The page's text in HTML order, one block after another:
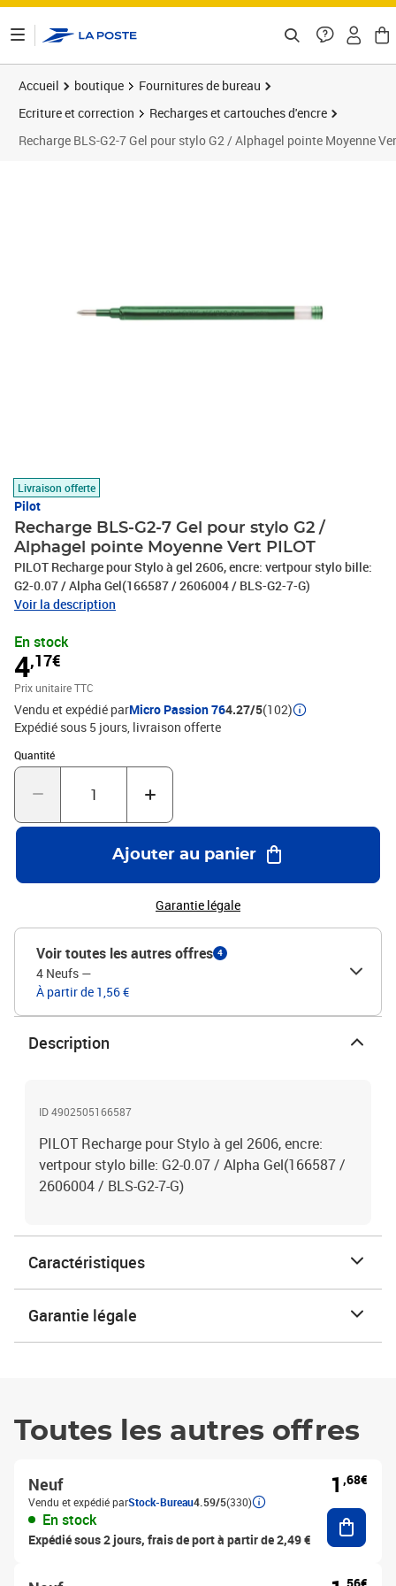
Accueil boutique
Fournitures de bureau
Ecriture et correction
Recharges et cartouches d'encre
Recharge BLS-G2-7 Gel pour stylo G2 / Alphagel pointe Moyenne
Livraison offerte
Pilot
Recharge BLS-G2-7 Gel pour stylo G2 /
Alphagel pointe Moyenne Vert PILOT
PILOT Recharge pour Stylo à gel 2606, encre: vertpour stylo bille:
G2-0.07 / Alpha Gel(166587 / 2606004 / BLS-G2-7-G)
Voir la description
En stock
4,17€
Prix unitaire TTC
Vendu et expédié parMicro Passion 764.27/5(102)
Expédié sous 5 jours livraison offerte
Quantité
Quantité : 1
Ajouter au panier
Garantie légale
Voir toutes les autres offres 4
4 Neufs —
À partir de 1,56 €
Description
ID 4902505166587
PILOT Recharge pour Stylo à gel 2606, encre:
vertpour stylo bille: G2-0.07 / Alpha Gel(166587 /
2606004 / BLS-G2-7-G)
Caractéristiques
Garantie légale
Toutes les autres offres
Neuf
Vendu et expédié parStock-Bureau4.59/5(330)
En stock
Expédié sous 2 jours, frais de port à partir de 2,49 €
1 ,68€